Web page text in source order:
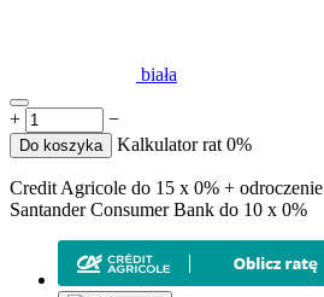
biała
+ −
Do koszyka Kalkulator rat 0%
Credit Agricole do 15 x 0% + odroczenie
Santander Consumer Bank do 10 x 0%